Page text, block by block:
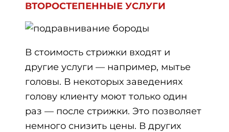
ВТОРОСТЕПЕННЫЕ УСЛУГИ
В стоимость стрижки входят и
другие услуги — например, мытье
головы. В некоторых заведениях
голову клиенту моют только один
раз — после стрижки. Это позволяет
немного снизить цены. В других